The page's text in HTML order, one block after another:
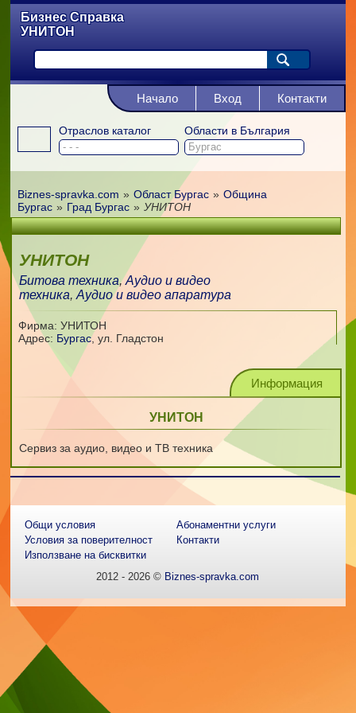
Бизнес Справка
УНИТОН
Отраслов каталог Области в България
Начало Вход Контакти
Biznes-spravka.com » Област Бургас » Община
Бургас » Град Бургас » УНИТОН
УНИТОН
Битова техника,Аудио и видео
техника, Аудио и видео апаратура
Фирма: УНИТОН
Адрес: Бургас, ул. Гладстон
Информация
УНИТОН
Сервиз за аудио, видео и ТВ техника
Общи условия
Условия за поверителност
Използване на бисквитки
Абонаментни услуги
Контакти
2012 - 2026 © Biznes-spravka.com